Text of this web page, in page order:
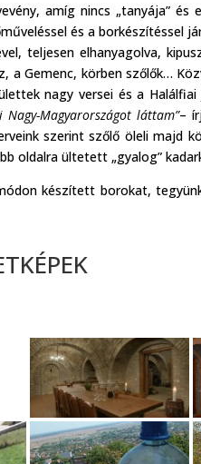
amíg nincs „tanyája” és
és a borkészítéssel
teljesen elhanyagolva,
a Gemenc, körben szőlők…
nagy versei és a Halálfiai
Magyarországot láttam”–
szerint szőlő öleli majd
oldalra ültetett „gyalog”
készített borokat,